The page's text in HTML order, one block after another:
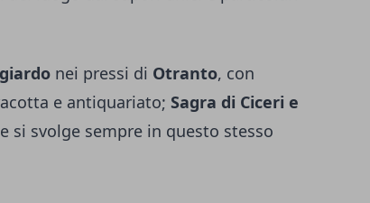
nei pressi di Otranto, con
e antiquariato; Sagra di Ciceri e
si svolge sempre in questo stesso